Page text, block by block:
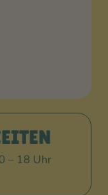
– 18 Uhr